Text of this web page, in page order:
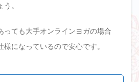
。
っても大手オンラインヨガの場合
になっているので安心です。